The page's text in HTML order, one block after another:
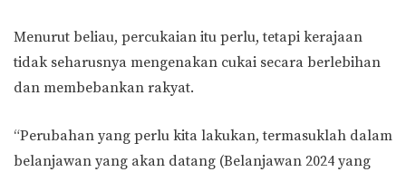
Menurut beliau, percukaian itu perlu, tetapi kerajaan
tidak seharusnya mengenakan cukai secara berlebihan
dan membebankan rakyat.
“Perubahan yang perlu kita lakukan, termasuklah dalam
belanjawan yang akan datang (Belanjawan 2024 yang